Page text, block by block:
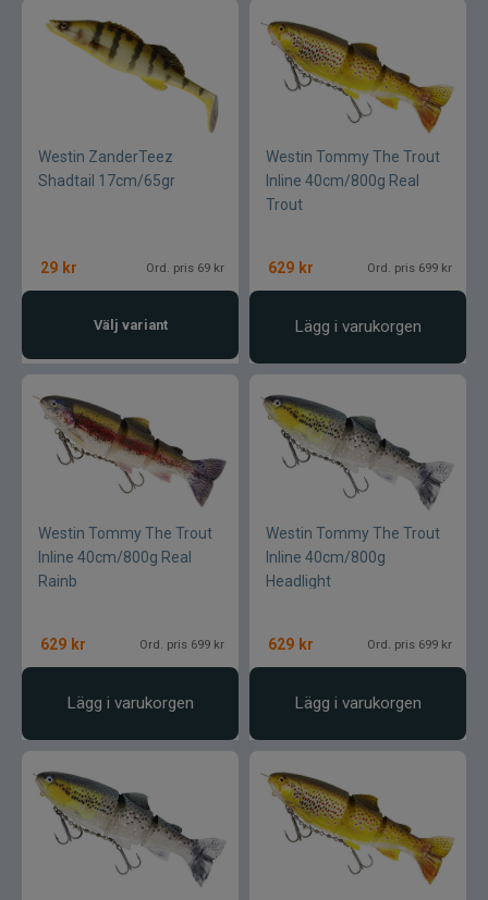
Westin ZanderTeez
Shadtail 17cm/65gr
29 kr Ord. pris 69 kr
Välj variant
Westin Tommy The Trout
Inline 40cm/800g Real
Trout
629 kr Ord. pris 699 kr
Lägg i varukorgen
Westin Tommy The Trout
Inline 40cm/800g Real
Rainb
629 kr Ord. pris 699 kr
Lägg i varukorgen
Westin Tommy The Trout
Inline 40cm/800g
Headlight
629 kr Ord. pris 699 kr
Lägg i varukorgen